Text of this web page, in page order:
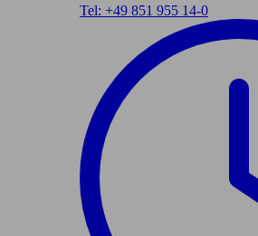
Tel: +49 851 955 14-0